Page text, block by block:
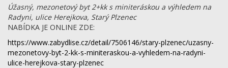
Úžasný, mezonetový byt 2+kk s miniteráskou a výhledem na
Radyni, ulice Herejkova, Starý Plzenec
NABÍDKA JE ONLINE ZDE:
https://www.zabydlise.cz/detail/7506146/stary-plzenec/uzasny-
mezonetovy-byt-2-kk-s-miniteraskou-a-vyhledem-na-radyni-
ulice-herejkova-stary-plzenec